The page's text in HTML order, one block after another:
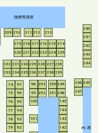
喫煙専用席
PC 席
74
75
76
77
78
79
92
93
94
95
96
97
98
99
100
101
142
143
144
145
209 210 211 212 213
214
215
216
217
218
219
220 221 222 223 224 225
226
227
228
229
230
231
232
233 234 235 236 237 238 239
240
241
242
243
244
245
246
247
248
249
250
251
252
253